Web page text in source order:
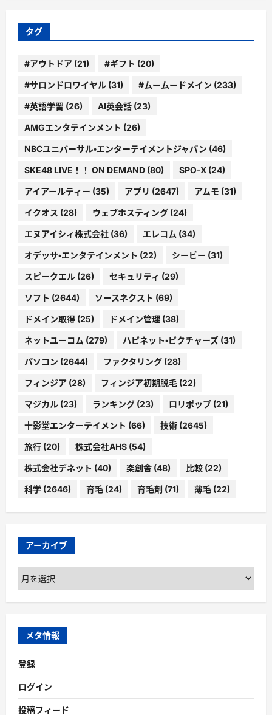
ー
タグ
#アウトドア (21) #ギフト (20)
#サロンドロワイヤル (31) #ムームードメイン (233)
#英語学習 (26) AI英会話 (23)
AMGエンタテインメント (26)
NBCユニバーサル・エンターテイメントジャパン (46)
SKE48 LIVE！！ ON DEMAND (80) SPO-X (24)
アイアールティー (35) アプリ (2647) アムモ (31)
イクオス (28) ウェブホスティング (24)
エヌアイシィ株式会社 (36) エレコム (34)
オデッサ・エンタテインメント (22) シービー (31)
スピークエル (26) セキュリティ (29)
ソフト (2644) ソースネクスト (69)
ドメイン取得 (25) ドメイン管理 (38)
ネットユーコム (279) ハピネット・ピクチャーズ (31)
パソコン (2644) ファクタリング (28)
フィンジア (28) フィンジア初期脱毛 (22)
マジカル (23) ランキング (23) ロリポップ (21)
十影堂エンターテイメント (66) 技術 (2645)
旅行 (20) 株式会社AHS (54)
株式会社デネット (40) 楽創舎 (48) 比較 (22)
科学 (2646) 育毛 (24) 育毛剤 (71) 薄毛 (22)
アーカイブ
ア
ー
カ
ブ
メタ情報
登録
ログイン
投稿フィード